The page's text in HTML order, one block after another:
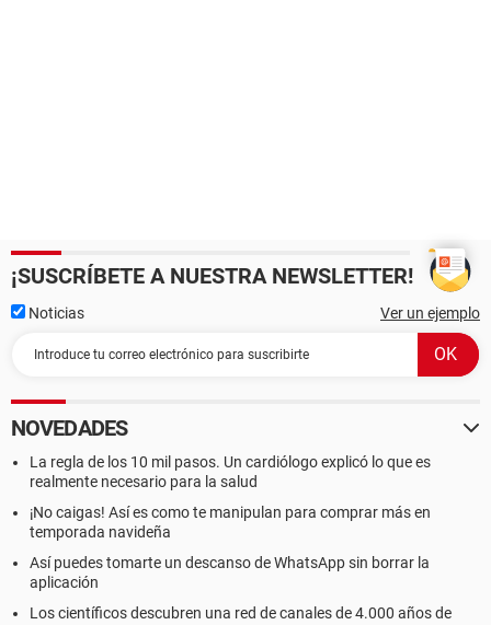
¡SUSCRÍBETE A NUESTRA NEWSLETTER!
Noticias Ver un ejemplo
NOVEDADES
La regla de los 10 mil pasos. Un cardiólogo explicó lo que es
realmente necesario para la salud
¡No caigas! Así es como te manipulan para comprar más en
temporada navideña
Así puedes tomarte un descanso de WhatsApp sin borrar la
aplicación
Los científicos descubren una red de canales de 4.000 años de